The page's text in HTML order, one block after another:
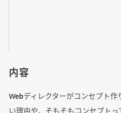
内容
Webディレクターがコンセプト
い理由や、そもそもコンセプト